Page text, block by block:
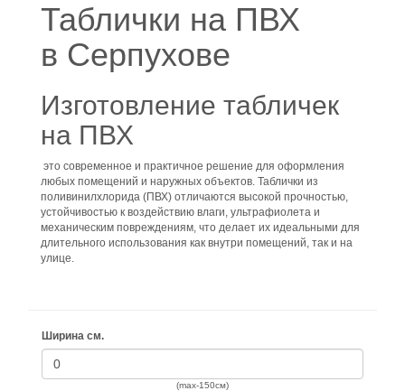
Таблички на ПВХ
в Серпухове
Изготовление табличек
на ПВХ
это современное и практичное решение для оформления
любых помещений и наружных объектов. Таблички из
поливинилхлорида (ПВХ) отличаются высокой прочностью,
устойчивостью к воздействию влаги, ультрафиолета и
механическим повреждениям, что делает их идеальными для
длительного использования как внутри помещений, так и на
улице.
Ширина см.
(max-150cм)